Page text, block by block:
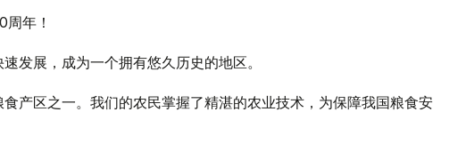
年！
发展，成为一个拥有悠久历史的地区。
产区之一。我们的农民掌握了精湛的农业技术，为保障我国粮食安